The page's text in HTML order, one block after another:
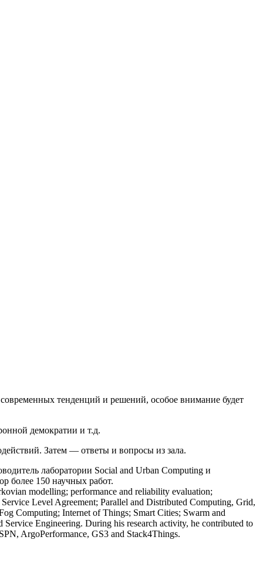
тенденций и решений, особое внимание будет
демократии и т.д.
Затем — ответы и вопросы из зала.
лаборатории Social and Urban Computing и
более 150 научных работ.
modelling; performance and reliability evaluation;
Level Agreement; Parallel and Distributed Computing, Grid,
Computing; Internet of Things; Smart Cities; Swarm and
Engineering. During his research activity, he contributed to
ArgoPerformance, GS3 and Stack4Things.